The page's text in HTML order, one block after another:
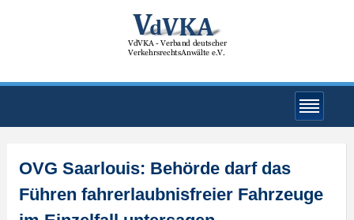
OVG Saarlouis: Behörde darf das
Führen fahrerlaubnisfreier Fahrzeuge